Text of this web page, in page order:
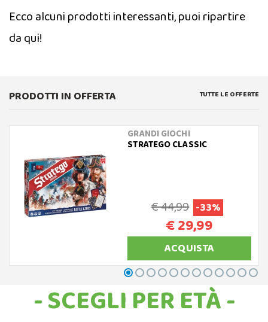
Ecco alcuni prodotti interessanti, puoi ripartire
da qui!
PRODOTTI IN OFFERTA TUTTE LE OFFERTE
GRANDI GIOCHI
STRATEGO CLASSIC
€ 44,99 -33%
€ 29,99
ACQUISTA
- SCEGLI PER ETÀ -